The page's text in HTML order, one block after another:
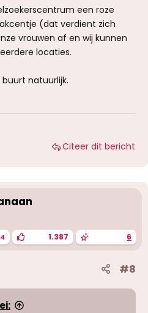
zekerheid, opzouteeen roze
(dat verdient zich
vrouwen af en wij kunnen
locaties.
natuurlijk.
Citeer dit bericht
1.387 6
#8